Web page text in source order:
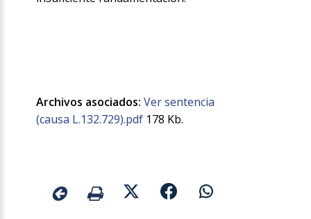
Archivos asociados: Ver sentencia
(causa L.132.729).pdf 178 Kb.